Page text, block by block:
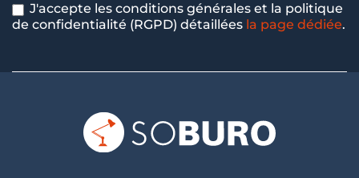
J'accepte les conditions générales et la politique
de confidentialité (RGPD) détaillées la page dédiée.